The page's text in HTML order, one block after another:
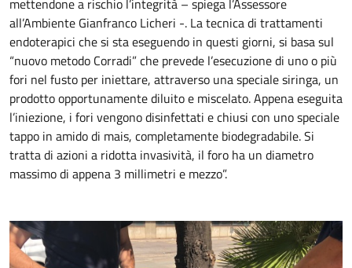
mettendone a rischio l’integrità – spiega l’Assessore
all’Ambiente Gianfranco Licheri -. La tecnica di trattamenti
endoterapici che si sta eseguendo in questi giorni, si basa sul
“nuovo metodo Corradi” che prevede l’esecuzione di uno o più
fori nel fusto per iniettare, attraverso una speciale siringa, un
prodotto opportunamente diluito e miscelato. Appena eseguita
l’iniezione, i fori vengono disinfettati e chiusi con uno speciale
tappo in amido di mais, completamente biodegradabile. Si
tratta di azioni a ridotta invasività, il foro ha un diametro
massimo di appena 3 millimetri e mezzo”.